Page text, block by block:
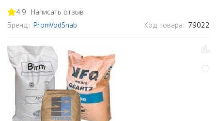
4.9
Написать отзыв
Бренд: PromVodSnab Код товара: 79022